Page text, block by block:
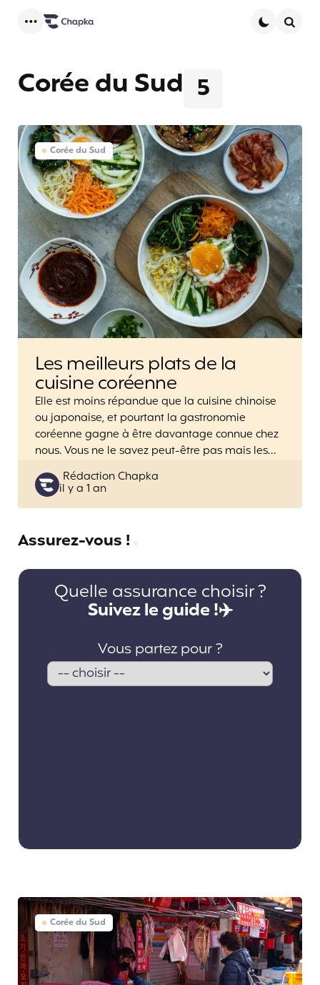
5
Corée du Sud
Corée du Sud
Les meilleurs plats de la
cuisine coréenne
Elle est moins répandue que la cuisine chinoise
ou japonaise, et pourtant la gastronomie
coréenne gagne à être davantage connue chez
nous. Vous ne le savez peut-être pas mais les…
Posted
by
Rédaction Chapka
il y a 1 an
Assurez-vous !
Corée du Sud